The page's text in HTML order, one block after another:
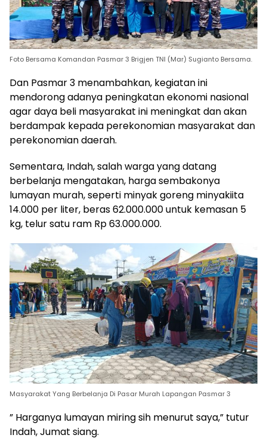
Foto Bersama Komandan Pasmar 3 Brigjen TNI (Mar) Sugianto Bersama.
Dan Pasmar 3 menambahkan, kegiatan ini
mendorong adanya peningkatan ekonomi nasional
agar daya beli masyarakat ini meningkat dan akan
berdampak kepada perekonomian masyarakat dan
perekonomian daerah.
Sementara, Indah, salah warga yang datang
berbelanja mengatakan, harga sembakonya
lumayan murah, seperti minyak goreng minyakiita
14.000 per liter, beras 62.000.000 untuk kemasan 5
kg, telur satu ram Rp 63.000.000.
Masyarakat Yang Berbelanja Di Pasar Murah Lapangan Pasmar 3
” Harganya lumayan miring sih menurut saya,” tutur
Indah, Jumat siang.